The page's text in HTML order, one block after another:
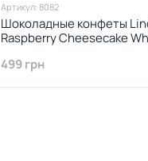
Артикул: 8082
Шоколадные конфеты
Raspberry Cheesecake
499 грн